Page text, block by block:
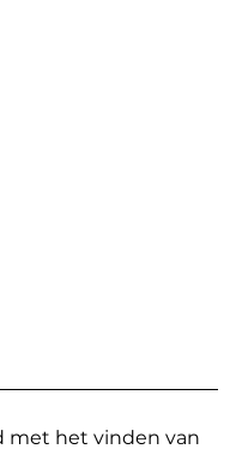
met het vinden van